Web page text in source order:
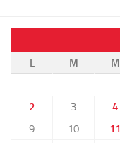
L
M M
2
3 4
9
10 11